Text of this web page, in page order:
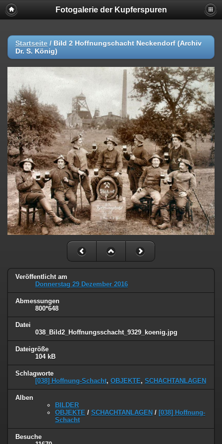
Fotogalerie der Kupferspuren
Startseite / Bild 2 Hoffnungschacht Neckendorf (Archiv
Dr. S. König)
Veröffentlicht am
Donnerstag 29 Dezember 2016
Abmessungen
800*648
Datei
038_Bild2_Hoffnungsschacht_9329_koenig.jpg
Dateigröße
104 kB
Schlagworte
[038] Hoffnung-Schacht, OBJEKTE, SCHACHTANLAGEN
Alben
BILDER
OBJEKTE / SCHACHTANLAGEN / [038] Hoffnung-
Schacht
Besuche